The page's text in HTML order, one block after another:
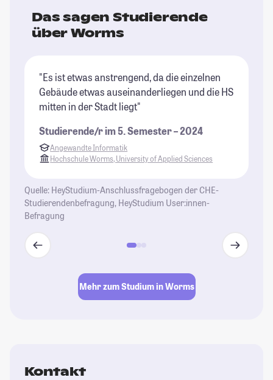
Das sagen Studierende
über Worms
"Es ist etwas anstrengend, da die einzelnen
Gebäude etwas auseinanderliegen und die HS
mitten in der Stadt liegt"
Studierende/r im 5. Semester – 2024
Angewandte Informatik
Hochschule Worms, University of Applied Sciences
Quelle: HeyStudium-Anschlussfragebogen der CHE-
Studierendenbefragung, HeyStudium User:innen-
Befragung
Mehr zum Studium in Worms
Kontakt